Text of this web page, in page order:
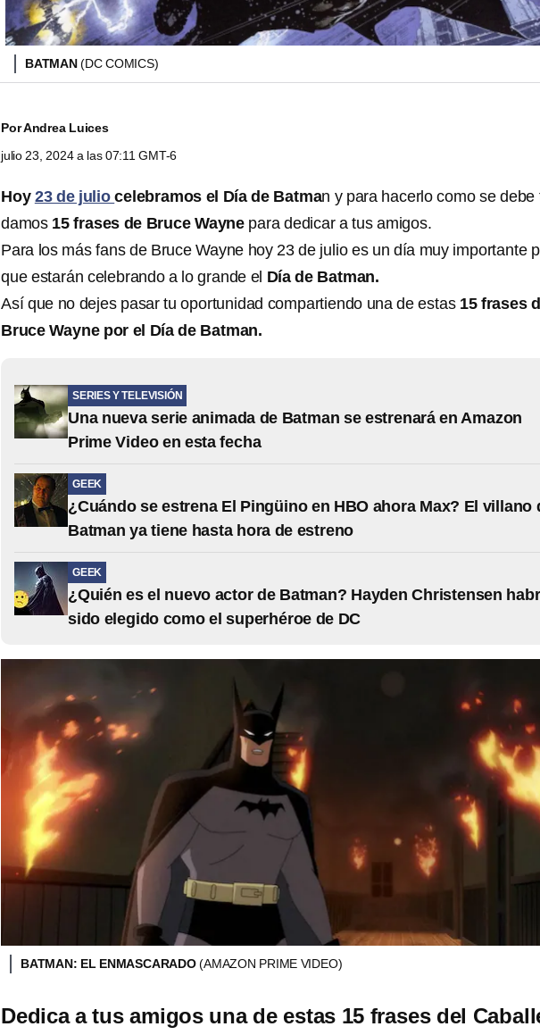
BATMAN(DC COMICS)
PorAndrea Luices
julio 23, 2024 a las 07:11 GMT-6
Hoy 23 de juliocelebramos el Día de Batman y para hacerlo como se debe
damos 15 frases de Bruce Wayne para dedicar a tus amigos.
Para los más fans de Bruce Wayne hoy 23 de julio es un día muy importante
que estarán celebrando a lo grande el Día de Batman.
Así que no dejes pasar tu oportunidad compartiendo una de estas15 frases
Bruce Wayne por el Día de Batman.
SERIES Y TELEVISIÓN
Una nueva serie animada de Batman se estrenará en Amazon
Prime Video en esta fecha
GEEK
¿Cuándo se estrena El Pingüino en HBO ahora Max? El villano
Batman ya tiene hasta hora de estreno
GEEK
¿Quién es el nuevo actor de Batman? Hayden Christensen
sido elegido como el superhéroe de DC
BATMAN: EL ENMASCARADO(AMAZON PRIME VIDEO)
Dedica a tus amigos una de estas 15 frases del